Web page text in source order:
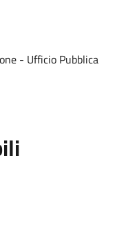
- Ufficio Pubblica